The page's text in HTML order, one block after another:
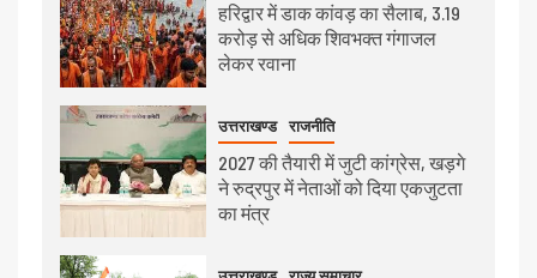
हरिद्वार में डाक कांवड़ का सैलाब, 3.19
करोड़ से अधिक शिवभक्त गंगाजल
लेकर रवाना
उत्तराखण्ड राजनीति
2027 की तैयारी में जुटी कांग्रेस, खड़गे
ने रुद्रपुर में नेताओं को दिया एकजुटता
का मंत्र